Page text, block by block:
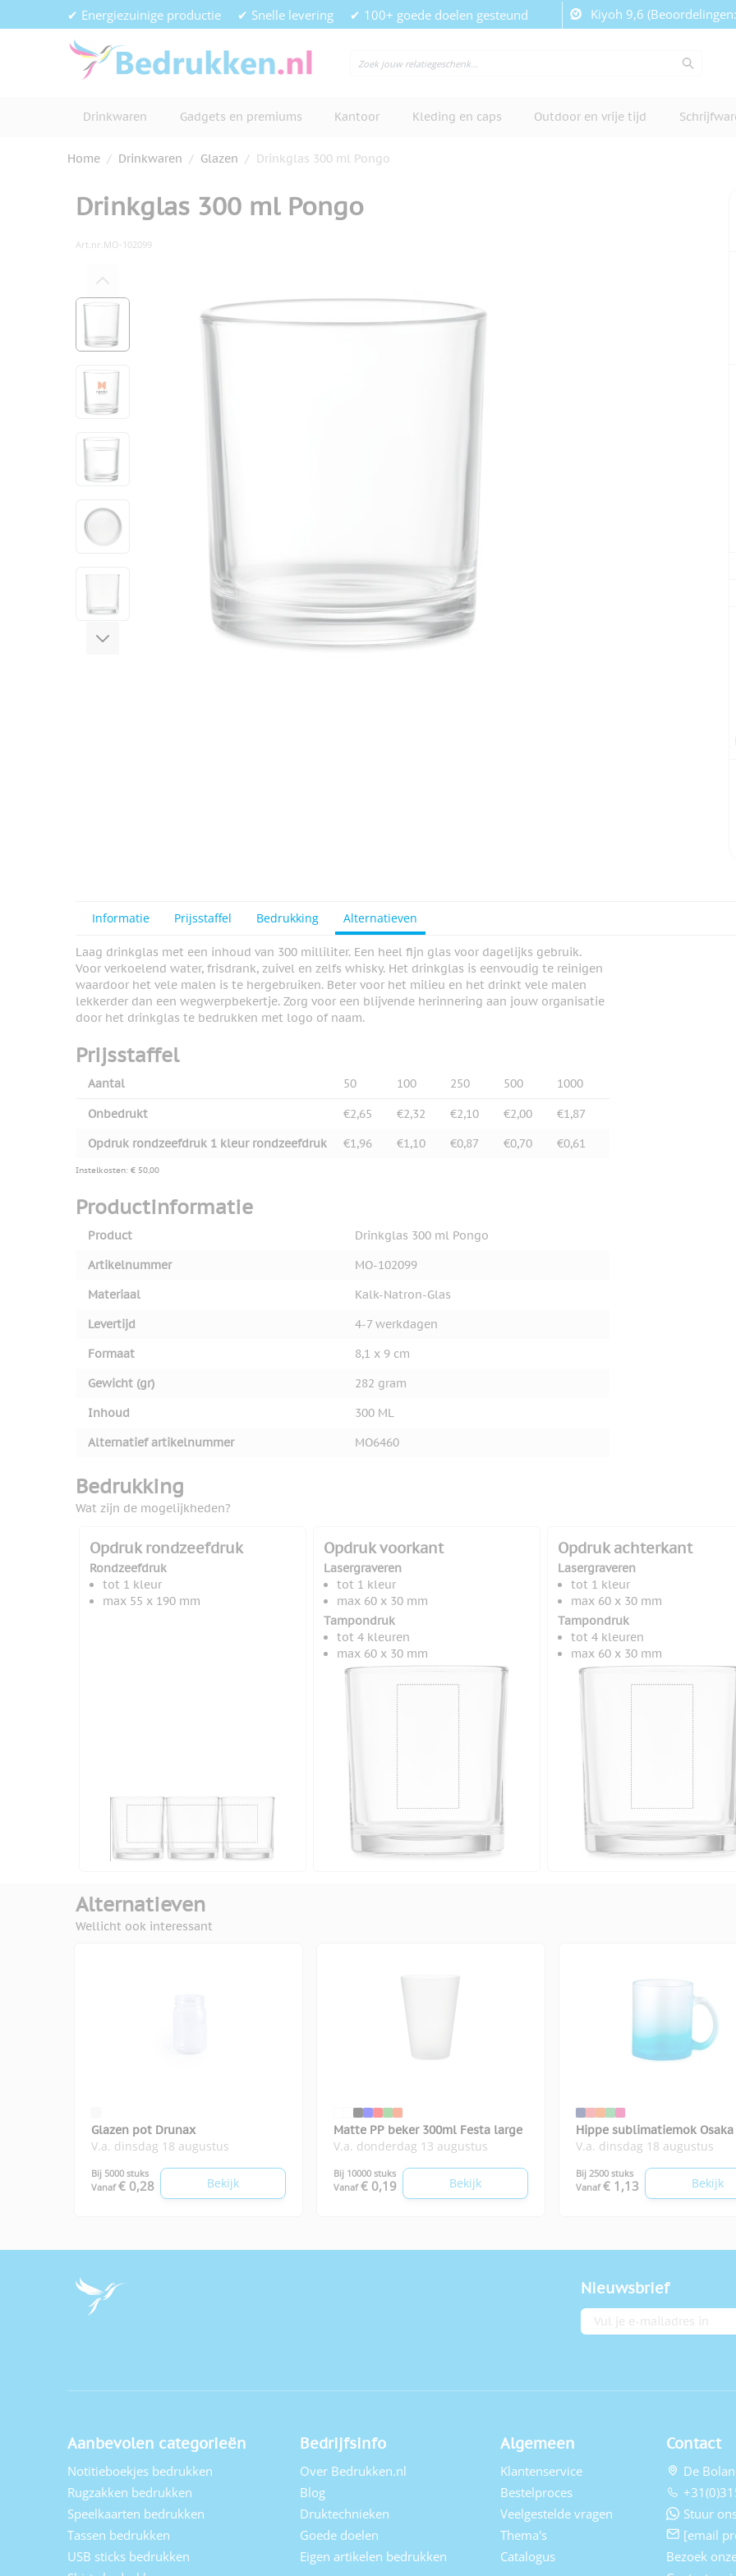
Ga naar de inhoud✔ Energiezuinige productie ✔ Snelle levering ✔ 100+ goede doelen gesteund Kiyoh 9,6
Drinkwaren Gadgets en premiums Kantoor Kleding en caps Outdoor en vrije tijd
Home / Drinkwaren / Glazen / Drinkglas 300 ml Pongo
Drinkglas 300 ml Pongo
Art.nr.MO-102099
View larger image
View larger image
View larger image
View larger image
View larger image
View larger image
Informatie Prijsstaffel Bedrukking Alternatieven
Laag drinkglas met een inhoud van 300 milliliter. Een heel fijn glas voor dagelijks gebruik.
Voor verkoelend water, frisdrank, zuivel en zelfs whisky. Het drinkglas is eenvoudig te reinigen
waardoor het vele malen is te hergebruiken. Beter voor het milieu en het drinkt vele malen
lekkerder dan een wegwerpbekertje. Zorg voor een blijvende herinnering aan jouw organisatie
door het drinkglas te bedrukken met logo of naam.
Prijsstaffel
Aantal 50 100 250 500 1000
Onbedrukt €2,65 €2,32 €2,10 €2,00
€1,87
Opdruk rondzeefdruk 1 kleur rondzeefdruk
€1,96 €1,10 €0,87 €0,70 €0,61
Instelkosten: € 50,00
Productinformatie
Product
Drinkglas 300 ml Pongo
Artikelnummer
MO-102099
Materiaal
Kalk-Natron-Glas
Levertijd
4-7 werkdagen
Formaat
8,1 x 9 cm
Gewicht (gr)
282 gram
Inhoud
300 ML
Alternatief artikelnummer
MO6460
Bedrukking
Wat zijn de mogelijkheden?
Opdruk rondzeefdruk
Rondzeefdruk
tot 1 kleur
max 55 x 190 mm
Opdruk voorkant
Lasergraveren
tot 1 kleur
max 60 x 30 mm
Tampondruk
tot 4 kleuren
max 60 x 30 mm
Opdruk achterkant
Lasergraveren
tot 1 kleur
max 60 x 30 mm
Tampondruk
tot 4 kleuren
max 60 x 30 mm
Alternatieven
Wellicht ook interessant
Glazen pot Drunax
V.a. dinsdag 18 augustus
Bij 5000 stuks
Vanaf € 0,28 Bekijk
Matte PP beker 300ml Festa large
V.a. donderdag 13 augustus
Bij 10000 stuks
Vanaf € 0,19 Bekijk
Hippe sublimatiemok Osaka
V.a. dinsdag 18 augustus
Bij 2500 stuks
Vanaf € 1,13 Bekijk
Nieuwsbrief
E-mailadres
Aanbevolen categorieën
Notitieboekjes bedrukken
Rugzakken bedrukken
Speelkaarten bedrukken
Tassen bedrukken
USB sticks bedrukken
Bedrijfsinfo
Over Bedrukken.nl
Blog
Druktechnieken
Goede doelen
Eigen artikelen bedrukken
Algemeen
Klantenservice
Bestelproces
Veelgestelde vragen
Thema's
Catalogus
Contact
De
Stuur
[email
Bezoek